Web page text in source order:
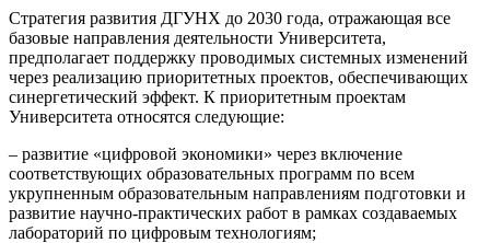
Стратегия развития ДГУНХ до 2030 года, отражающая все
базовые направления деятельности Университета,
предполагает поддержку проводимых системных изменений
через реализацию приоритетных проектов, обеспечивающих
синергетический эффект. К приоритетным проектам
Университета относятся следующие:
– развитие «цифровой экономики» через включение
соответствующих образовательных программ по всем
укрупненным образовательным направлениям подготовки и
развитие научно-практических работ в рамках создаваемых
лабораторий по цифровым технологиям;